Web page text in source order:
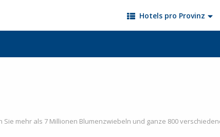
Hotels pro Provinz
mehr als 7 Millionen Blumenzwiebeln und ganze 800